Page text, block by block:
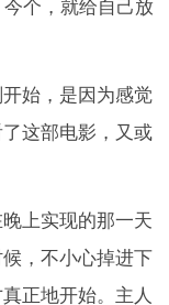
个，就给自己放
始，是因为感觉
这部电影，又或
上实现的那一天
，不小心掉进下
正地开始。主人